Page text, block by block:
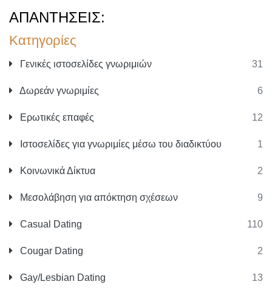
Κατηγορίες
Γενικές ιστοσελίδες γνωριμιών 31
Δωρεάν γνωριμίες 6
Ερωτικές επαφές 12
Ιστοσελίδες για γνωριμίες μέσω του διαδικτύου 1
Κοινωνικά Δίκτυα 2
Μεσολάβηση για απόκτηση σχέσεων 9
Casual Dating 110
Cougar Dating 2
Gay/Lesbian Dating 13
ΑΠΑΝΤΉΣΕΙΣ: